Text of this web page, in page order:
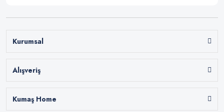
Kurumsal
Alışveriş
Kumaş Home